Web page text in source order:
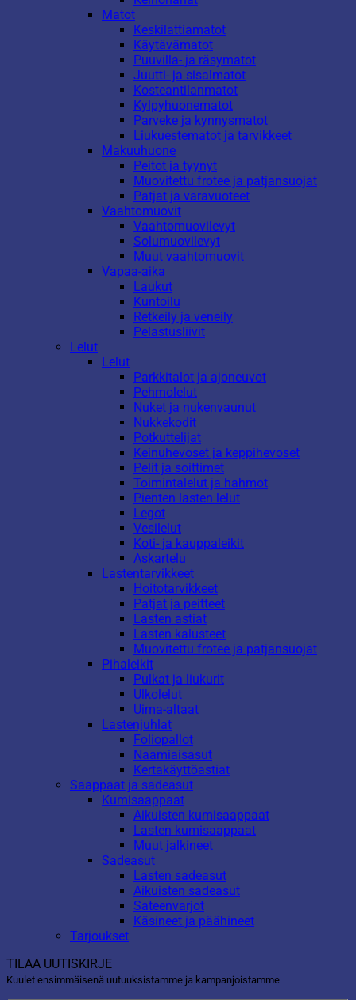
Matot
Keskilattiamatot
Käytävämatot
Puuvilla- ja räsymatot
Juutti- ja sisalmatot
Kosteantilanmatot
Kylpyhuonematot
Parveke ja kynnysmatot
Liukuestematot ja tarvikkeet
Makuuhuone
Peitot ja tyynyt
Muovitettu frotee ja patjansuojat
Patjat ja varavuoteet
Vaahtomuovit
Vaahtomuovilevyt
Solumuovilevyt
Muut vaahtomuovit
Vapaa-aika
Laukut
Kuntoilu
Retkeily ja veneily
Pelastusliivit
Lelut
Lelut
Parkkitalot ja ajoneuvot
Pehmolelut
Nuket ja nukenvaunut
Nukkekodit
Potkuttelijat
Keinuhevoset ja keppihevoset
Pelit ja soittimet
Toimintalelut ja hahmot
Pienten lasten lelut
Legot
Vesilelut
Koti- ja kauppaleikit
Askartelu
Lastentarvikkeet
Hoitotarvikkeet
Patjat ja peitteet
Lasten astiat
Lasten kalusteet
Muovitettu frotee ja patjansuojat
Pihaleikit
Pulkat ja liukurit
Ulkolelut
Uima-altaat
Lastenjuhlat
Foliopallot
Naamiaisasut
Kertakäyttöastiat
Saappaat ja sadeasut
Kumisaappaat
Aikuisten kumisaappaat
Lasten kumisaappaat
Muut jalkineet
Sadeasut
Lasten sadeasut
Aikuisten sadeasut
Sateenvarjot
Käsineet ja päähineet
Tarjoukset
TILAA UUTISKIRJE
Kuulet ensimmäisenä uutuuksistamme ja kampanjoistamme